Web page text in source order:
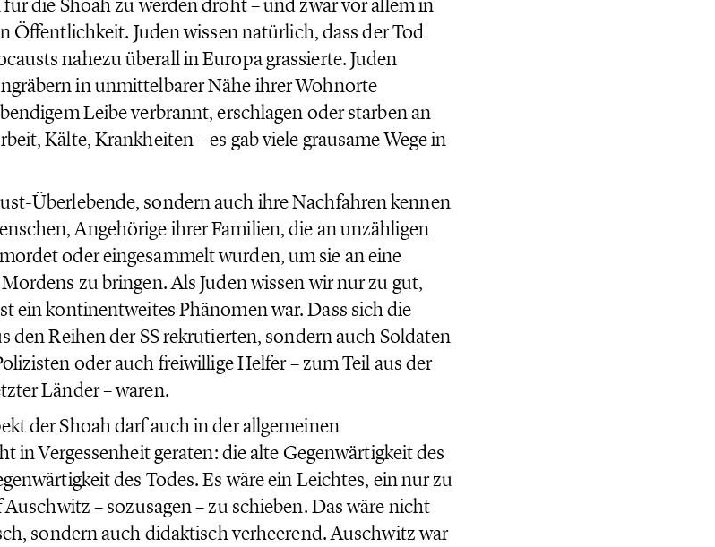
die Shoah zu werden droht – und zwar vor allem in
Öffentlichkeit. Juden wissen natürlich, dass der Tod
nahezu überall in Europa grassierte. Juden
in unmittelbarer Nähe ihrer Wohnorte
Leibe verbrannt, erschlagen oder starben an
Kälte, Krankheiten – es gab viele grausame Wege in
Überlebende, sondern auch ihre Nachfahren kennen
Angehörige ihrer Familien, die an unzähligen
oder eingesammelt wurden, um sie an eine
zu bringen. Als Juden wissen wir nur zu gut,
ein kontinentweites Phänomen war. Dass sich die
den Reihen der SS rekrutierten, sondern auch Soldaten
oder auch freiwillige Helfer – zum Teil aus der
Länder – waren.
der Shoah darf auch in der allgemeinen
in Vergessenheit geraten: die alte Gegenwärtigkeit des
des Todes. Es wäre ein Leichtes, ein nur zu
– sozusagen – zu schieben. Das wäre nicht
sondern auch didaktisch verheerend. Auschwitz war